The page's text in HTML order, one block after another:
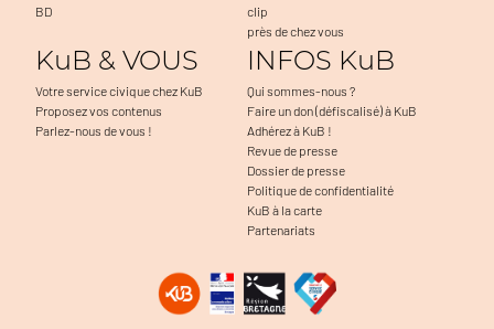
BD
clip
près de chez vous
KuB & VOUS
Votre service civique chez KuB
Proposez vos contenus
Parlez-nous de vous !
INFOS KuB
Qui sommes-nous ?
Faire un don (défiscalisé) à KuB
Adhérez à KuB !
Revue de presse
Dossier de presse
Politique de confidentialité
KuB à la carte
Partenariats